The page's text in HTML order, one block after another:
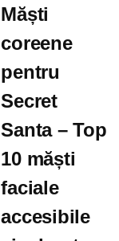
Măști
coreene
pentru
Secret
Santa – Top
10 măști
faciale
accesibile